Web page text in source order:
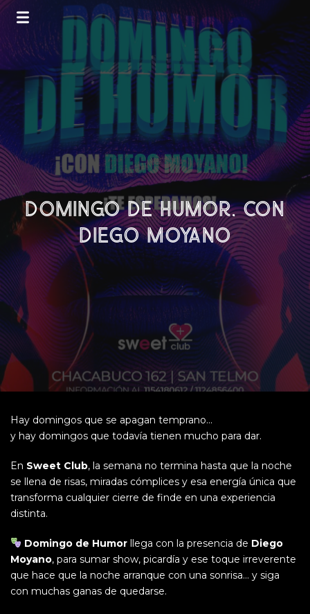
DOMINGO DE HUMOR, CON
DIEGO MOYANO
Hay domingos que se apagan temprano…
y hay domingos que todavía tienen mucho para dar.
En Sweet Club, la semana no termina hasta que la noche
se llena de risas, miradas cómplices y esa energía única que
transforma cualquier cierre de finde en una experiencia
distinta.
Domingo de Humorllega con la presencia de Diego
Moyano, para sumar show, picardía y ese toque irreverente
que hace que la noche arranque con una sonrisa… y siga
con muchas ganas de quedarse.